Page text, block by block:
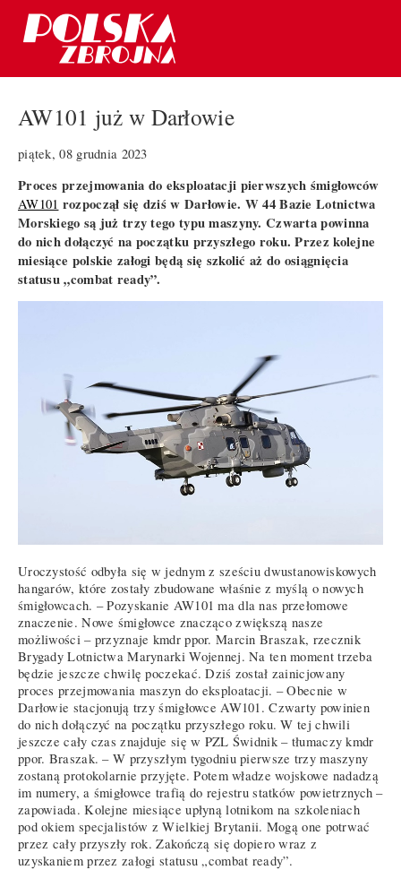
AW101 już w Darłowie
piątek, 08 grudnia 2023
Proces przejmowania do eksploatacji pierwszych śmigłowców
AW101 rozpoczął się dziś w Darłowie. W 44 Bazie Lotnictwa
Morskiego są już trzy tego typu maszyny. Czwarta powinna
do nich dołączyć na początku przyszłego roku. Przez kolejne
miesiące polskie załogi będą się szkolić aż do osiągnięcia
statusu „combat ready”.
Uroczystość odbyła się w jednym z sześciu dwustanowiskowych
hangarów, które zostały zbudowane właśnie z myślą o nowych
śmigłowcach. – Pozyskanie AW101 ma dla nas przełomowe
znaczenie. Nowe śmigłowce znacząco zwiększą nasze
możliwości – przyznaje kmdr ppor. Marcin Braszak, rzecznik
Brygady Lotnictwa Marynarki Wojennej. Na ten moment trzeba
będzie jeszcze chwilę poczekać. Dziś został zainicjowany
proces przejmowania maszyn do eksploatacji. – Obecnie w
Darłowie stacjonują trzy śmigłowce AW101. Czwarty powinien
do nich dołączyć na początku przyszłego roku. W tej chwili
jeszcze cały czas znajduje się w PZL Świdnik – tłumaczy kmdr
ppor. Braszak. – W przyszłym tygodniu pierwsze trzy maszyny
zostaną protokolarnie przyjęte. Potem władze wojskowe nadadzą
im numery, a śmigłowce trafią do rejestru statków powietrznych –
zapowiada. Kolejne miesiące upłyną lotnikom na szkoleniach
pod okiem specjalistów z Wielkiej Brytanii. Mogą one potrwać
przez cały przyszły rok. Zakończą się dopiero wraz z
uzyskaniem przez załogi statusu „combat ready”.